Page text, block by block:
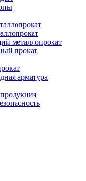
металлопрокат
прокат
арматура